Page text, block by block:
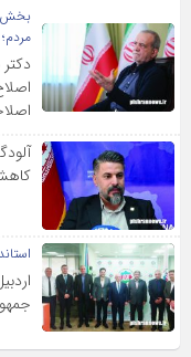
بخش
مردم؛